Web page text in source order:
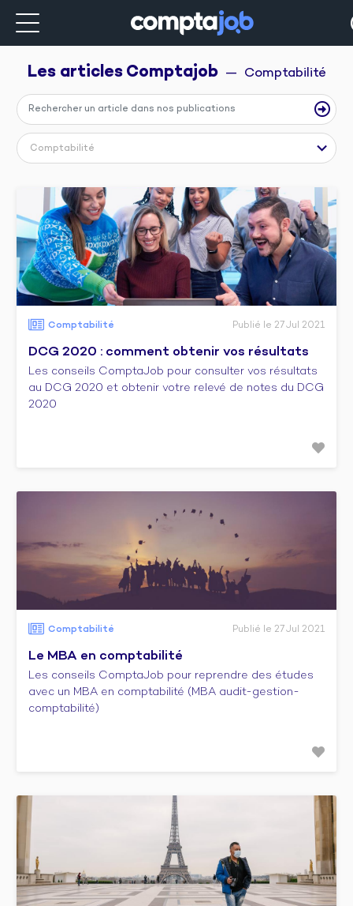
Les articles Comptajob —  Comptabilité
Comptabilité
Comptabilité Publié le 27 Jul 2021
DCG 2020 : comment obtenir vos résultats
Les conseils ComptaJob pour consulter vos résultats
au DCG 2020 et obtenir votre relevé de notes du DCG
2020
Comptabilité Publié le 27 Jul 2021
Le MBA en comptabilité
Les conseils ComptaJob pour reprendre des études
avec un MBA en comptabilité (MBA audit-gestion-
comptabilité)